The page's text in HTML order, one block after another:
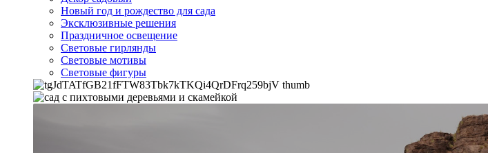
Новый год и рождество для сада
Эксклюзивные решения
Праздничное освещение
Световые гирлянды
Световые мотивы
Световые фигуры